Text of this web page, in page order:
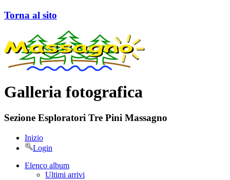
Torna al sito
Galleria fotografica
Sezione Esploratori Tre Pini Massagno
Inizio
Login
Elenco album
Ultimi arrivi